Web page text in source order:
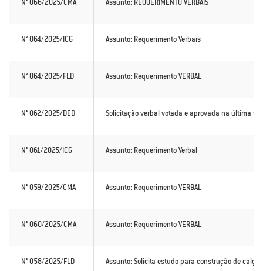
N° 066/2025/CMA Assunto: REQUERIMENTO VERBAIS
N° 064/2025/ICG Assunto: Requerimento Verbais
N° 064/2025/FLD Assunto: Requerimento VERBAL
N° 062/2025/DED Solicitação verbal votada e aprovada na última
N° 061/2025/ICG Assunto: Requerimento Verbal
N° 059/2025/CMA Assunto: Requerimento VERBAL
N° 060/2025/CMA Assunto: Requerimento VERBAL
N° 058/2025/FLD Assunto: Solicita estudo para construção de